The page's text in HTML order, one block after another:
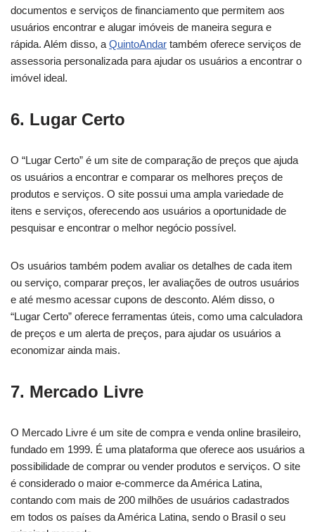
documentos e serviços de financiamento que permitem aos
usuários encontrar e alugar imóveis de maneira segura e
rápida. Além disso, a QuintoAndar também oferece serviços de
assessoria personalizada para ajudar os usuários a encontrar o
imóvel ideal.
6. Lugar Certo
O “Lugar Certo” é um site de comparação de preços que ajuda
os usuários a encontrar e comparar os melhores preços de
produtos e serviços. O site possui uma ampla variedade de
itens e serviços, oferecendo aos usuários a oportunidade de
pesquisar e encontrar o melhor negócio possível.
Os usuários também podem avaliar os detalhes de cada item
ou serviço, comparar preços, ler avaliações de outros usuários
e até mesmo acessar cupons de desconto. Além disso, o
“Lugar Certo” oferece ferramentas úteis, como uma calculadora
de preços e um alerta de preços, para ajudar os usuários a
economizar ainda mais.
7. Mercado Livre
O Mercado Livre é um site de compra e venda online brasileiro,
fundado em 1999. É uma plataforma que oferece aos usuários a
possibilidade de comprar ou vender produtos e serviços. O site
é considerado o maior e-commerce da América Latina,
contando com mais de 200 milhões de usuários cadastrados
em todos os países da América Latina, sendo o Brasil o seu